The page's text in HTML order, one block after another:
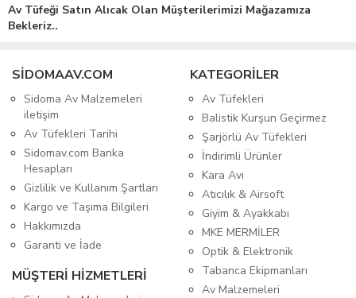
Av Tüfeği Satın Alıcak Olan Müşterilerimizi Mağazamıza
Bekleriz..
SIDOMAAV.COM
Sidoma Av Malzemeleri
iletişim
Av Tüfekleri Tarihi
Sidomav.com Banka
Hesapları
Gizlilik ve Kullanım Şartları
Kargo ve Taşıma Bilgileri
Hakkımızda
Garanti ve İade
MÜŞTERİ HİZMETLERİ
KATEGORİLER
Av Tüfekleri
Balistik Kurşun Geçirmez
Şarjörlü Av Tüfekleri
İndirimli Ürünler
Kara Avı
Atıcılık & Airsoft
Giyim & Ayakkabı
MKE MERMİLER
Optik & Elektronik
Tabanca Ekipmanları
Av Malzemeleri